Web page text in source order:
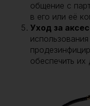
общение с
в его или её
Уход за
обеспечить их